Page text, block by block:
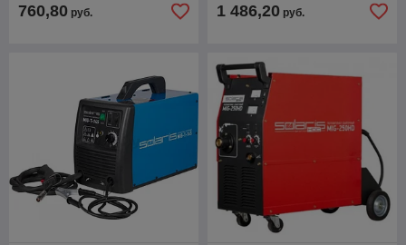
760,80 руб. 1 486,20 руб.